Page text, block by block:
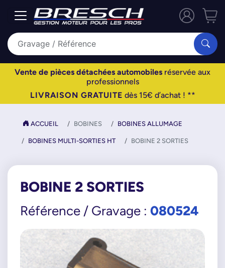
Vente de pièces détachées automobiles réservée aux
professionnels
LIVRAISON GRATUITE dès 15€ d’achat ! **
ACCUEIL BOBINES BOBINES ALLUMAGE
BOBINES MULTI-SORTIES HT BOBINE 2 SORTIES
BOBINE 2 SORTIES
Référence / Gravage : 080524